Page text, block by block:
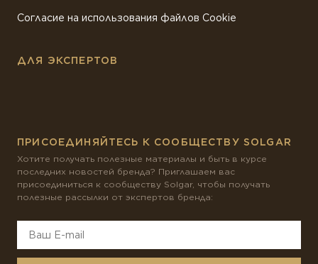
Согласие на использования файлов Cookie
ДЛЯ ЭКСПЕРТОВ
ПРИСОЕДИНЯЙТЕСЬ К СООБЩЕСТВУ SOLGAR
Хотите получать полезные материалы и быть в курсе
последних новостей бренда? Приглашаем вас
присоединиться к сообществу Solgar, чтобы получать
полезные рассылки от экспертов бренда: